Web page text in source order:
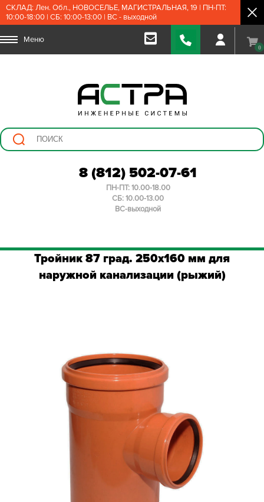
СКЛАД: Лен. Обл., НОВОСЕЛЬЕ, МАГИСТРАЛЬНАЯ, 19 | ПН-ПТ:
10:00-18:00 | СБ: 10:00-13:00 | ВС - выходной
Меню
0
8 (812) 502-07-61
ПН-ПТ: 10.00-18.00
СБ: 10.00-13.00
ВС-выходной
Тройник 87 град. 250х160 мм для
наружной канализации (рыжий)